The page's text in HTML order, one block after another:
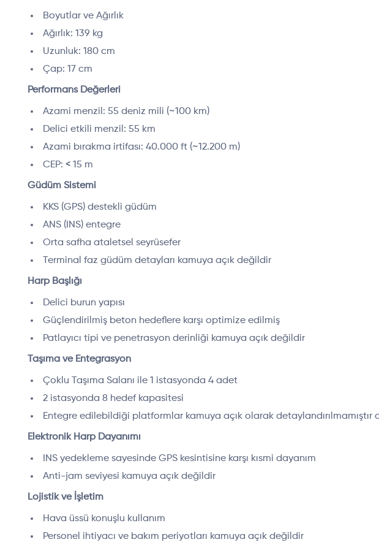
Boyutlar ve Ağırlık
Ağırlık: 139 kg
Uzunluk: 180 cm
Çap: 17 cm
Performans Değerleri
Azami menzil: 55 deniz mili (~100 km)
Delici etkili menzil: 55 km
Azami bırakma irtifası: 40.000 ft (~12.200 m)
CEP: < 15 m
Güdüm Sistemi
KKS (GPS) destekli güdüm
ANS (INS) entegre
Orta safha ataletsel seyrüsefer
Terminal faz güdüm detayları kamuya açık değildir
Harp Başlığı
Delici burun yapısı
Güçlendirilmiş beton hedeflere karşı optimize edilmiş
Patlayıcı tipi ve penetrasyon derinliği kamuya açık değildir
Taşıma ve Entegrasyon
Çoklu Taşıma Salanı ile 1 istasyonda 4 adet
2 istasyonda 8 hedef kapasitesi
Entegre edilebildiği platformlar kamuya açık olarak detaylandırılmamıştır
Elektronik Harp Dayanımı
INS yedekleme sayesinde GPS kesintisine karşı kısmi dayanım
Anti-jam seviyesi kamuya açık değildir
Lojistik ve İşletim
Hava üssü konuşlu kullanım
Personel ihtiyacı ve bakım periyotları kamuya açık değildir